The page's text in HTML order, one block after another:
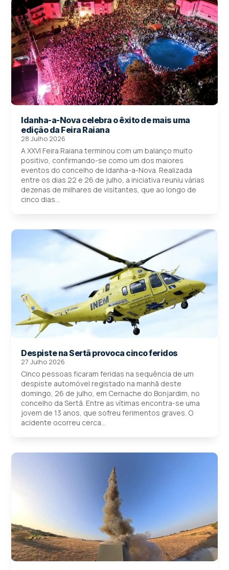
Idanha-a-Nova celebra o êxito de mais uma
edição da Feira Raiana
28 Julho 2026
A XXVI Feira Raiana terminou com um balanço muito
positivo, confirmando-se como um dos maiores
eventos do concelho de Idanha-a-Nova. Realizada
entre os dias 22 e 26 de julho, a iniciativa reuniu várias
dezenas de milhares de visitantes, que ao longo de
cinco dias...
Despiste na Sertã provoca cinco feridos
27 Julho 2026
Cinco pessoas ficaram feridas na sequência de um
despiste automóvel registado na manhã deste
domingo, 26 de julho, em Cernache do Bonjardim, no
concelho da Sertã. Entre as vítimas encontra-se uma
jovem de 13 anos, que sofreu ferimentos graves. O
acidente ocorreu cerca...